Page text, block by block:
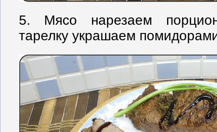
5. Мясо нарезаем
тарелку украшаем